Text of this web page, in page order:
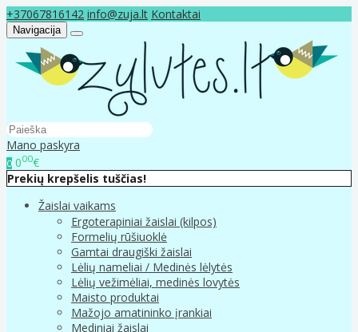
+37067816142 info@zuja.lt Kontaktai
Navigacija
Mano paskyra
0 000€
Prekių krepšelis tuščias!
Žaislai vaikams
Ergoterapiniai žaislai (kilpos)
Formelių rūšiuoklė
Gamtai draugiški žaislai
Lėlių nameliai / Medinės lėlytės
Lėlių vežimėliai, medinės lovytės
Maisto produktai
Mažojo amatininko įrankiai
Mediniai žaislai